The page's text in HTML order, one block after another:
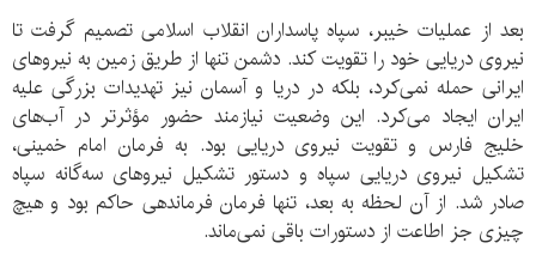
بعد از عملیات خیبر، سپاه پاسداران انقلاب اسلامی تصمیم گرفت تا
نیروی دریایی خود را تقویت کند. دشمن تنها از طریق زمین به نیروهای
ایرانی حمله نمی‌کرد، بلکه در دریا و آسمان نیز تهدیدات بزرگی علیه
ایران ایجاد می‌کرد. این وضعیت نیازمند حضور مؤثرتر در آب‌های
خلیج فارس و تقویت نیروی دریایی بود. به فرمان امام خمینی،
تشکیل نیروی دریایی سپاه و دستور تشکیل نیروهای سه‌گانه سپاه
صادر شد. از آن لحظه به بعد، تنها فرمان فرماندهی حاکم بود و هیچ
چیزی جز اطاعت از دستورات باقی نمی‌ماند.